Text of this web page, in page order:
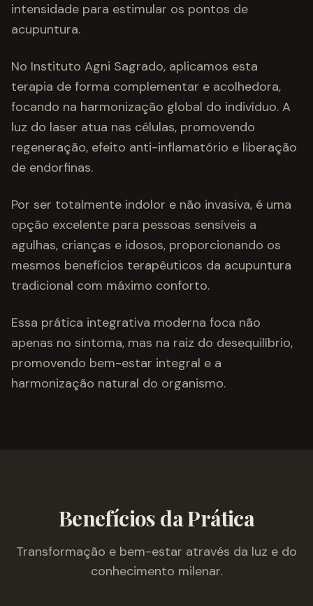
intensidade para estimular os pontos de
acupuntura.
No Instituto Agni Sagrado, aplicamos esta
terapia de forma complementar e acolhedora,
focando na harmonização global do indivíduo. A
luz do laser atua nas células, promovendo
regeneração, efeito anti-inflamatório e liberação
de endorfinas.
Por ser totalmente indolor e não invasiva, é uma
opção excelente para pessoas sensíveis a
agulhas, crianças e idosos, proporcionando os
mesmos benefícios terapêuticos da acupuntura
tradicional com máximo conforto.
Essa prática integrativa moderna foca não
apenas no sintoma, mas na raiz do desequilíbrio,
promovendo bem-estar integral e a
harmonização natural do organismo.
Benefícios da Prática
Transformação e bem-estar através da luz e do
conhecimento milenar.